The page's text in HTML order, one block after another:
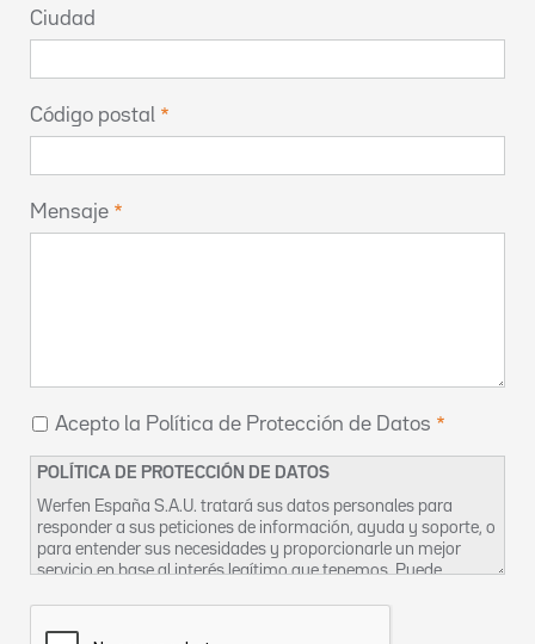
Ciudad
Código postal
Mensaje
Acepto la Política de Protección de Datos
POLÍTICA DE PROTECCIÓN DE DATOS
Werfen España S.A.U. tratará sus datos personales para
responder a sus peticiones de información, ayuda y soporte, o
para entender sus necesidades y proporcionarle un mejor
servicio en base al interés legítimo que tenemos. Puede
Privacidad